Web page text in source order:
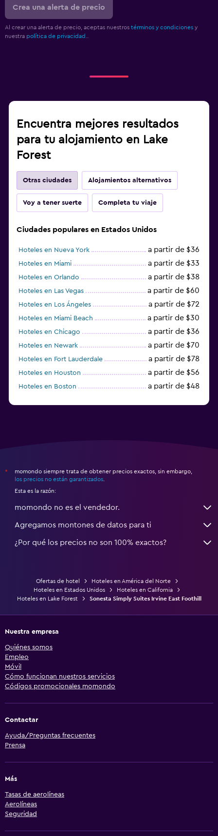
Crea una alerta de precio
Al crear una alerta de precio, aceptas nuestros términos y condiciones y
nuestra política de privacidad.
Encuentra mejores resultados
para tu alojamiento en Lake
Forest
Otras ciudades Alojamientos alternativos
Voy a tener suerte Completa tu viaje
Ciudades populares en Estados Unidos
Hoteles en Nueva York a partir de $36
Hoteles en Miami a partir de $33
Hoteles en Orlando a partir de $38
Hoteles en Las Vegas a partir de $60
Hoteles en Los Ángeles a partir de $72
Hoteles en Miami Beach a partir de $30
Hoteles en Chicago a partir de $36
Hoteles en Newark a partir de $70
Hoteles en Fort Lauderdale a partir de $78
Hoteles en Houston a partir de $56
Hoteles en Boston a partir de $48
*
momondo siempre trata de obtener precios exactos, sin embargo,
los precios no están garantizados
Esta es la razón:
momondo no es el vendedor.
Agregamos montones de datos para ti
¿Por qué los precios no son 100% exactos?
Ofertas de hotel
Hoteles en América del Norte
Hoteles en Estados Unidos
Hoteles en California
Hoteles en Lake Forest
Sonesta Simply Suites Irvine East Foothill
Nuestra empresa
Quiénes somos
Empleo
Móvil
Cómo funcionan nuestros servicios
Códigos promocionales momondo
Contactar
Ayuda/Preguntas frecuentes
Prensa
Más
Tasas de aerolíneas
Aerolíneas
Seguridad